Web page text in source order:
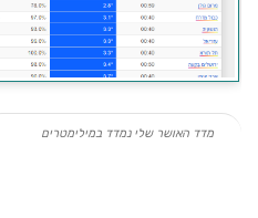
מדד האושר שלי נמדד במילימטרים